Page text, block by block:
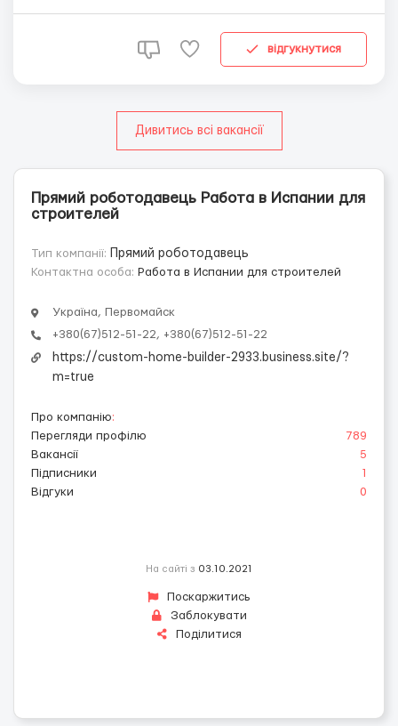
оздоблювальних тощо), організація доста...відгукнутися
Дивитись всі вакансії
Прямий роботодавець Работа в Испании для
строителей
Тип компанії:
Прямий роботодавець
Контактна особа: Работа в Испании для строителей
Україна, Первомайск
+380(67)512-51-22, +380(67)512-51-22
https://custom-home-builder-2933.business.site/?
m=true
Про компанію:
Перегляди профілю
789
Вакансії
5
Підписники
1
Відгуки
0
На сайті з 03.10.2021
Поскаржитись
Заблокувати
Поділитися